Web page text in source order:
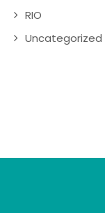
RIO
Uncategorized